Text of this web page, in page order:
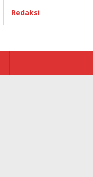
Redaksi